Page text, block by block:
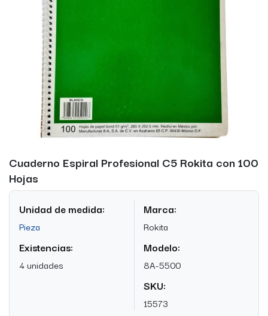
Cuaderno Espiral Profesional C5 Rokita con 100
Hojas
Unidad de medida:
Pieza
Existencias:
4 unidades
Marca:
Rokita
Modelo:
8A-5500
SKU:
15573